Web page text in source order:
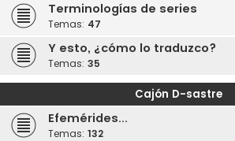
Terminologías de series
Temas: 47
Y esto, ¿cómo lo traduzco?
Temas: 35
Cajón D-sastre
Efemérides...
Temas: 132